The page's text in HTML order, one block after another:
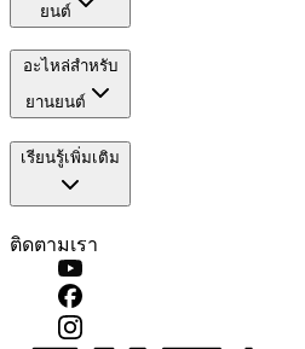
ยนต์
อะไหล่สำหรับ
ยานยนต์
เรียนรู้เพิ่มเติม
ติดตามเรา